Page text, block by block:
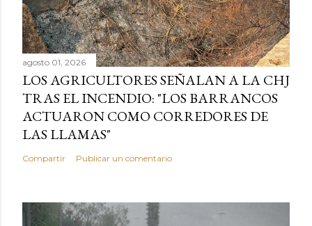
agosto 01, 2026
LOS AGRICULTORES SEÑALAN A LA CHJ
TRAS EL INCENDIO: "LOS BARRANCOS
ACTUARON COMO CORREDORES DE
LAS LLAMAS"
Compartir Publicar un comentario